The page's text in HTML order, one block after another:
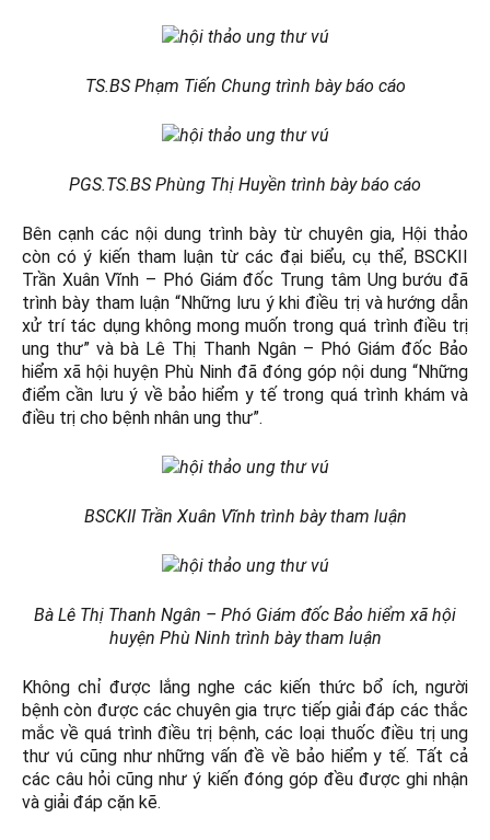
TS.BS Phạm Tiến Chung trình bày báo cáo
PGS.TS.BS Phùng Thị Huyền trình bày báo cáo
Bên cạnh các nội dung trình bày từ chuyên gia, Hội thảo
còn có ý kiến tham luận từ các đại biểu, cụ thể, BSCKII
Trần Xuân Vĩnh – Phó Giám đốc Trung tâm Ung bướu đã
trình bày tham luận “Những lưu ý khi điều trị và hướng dẫn
xử trí tác dụng không mong muốn trong quá trình điều trị
ung thư” và bà Lê Thị Thanh Ngân – Phó Giám đốc Bảo
hiểm xã hội huyện Phù Ninh đã đóng góp nội dung “Những
điểm cần lưu ý về bảo hiểm y tế trong quá trình khám và
điều trị cho bệnh nhân ung thư”.
BSCKII Trần Xuân Vĩnh trình bày tham luận
Bà Lê Thị Thanh Ngân – Phó Giám đốc Bảo hiểm xã hội
huyện Phù Ninh trình bày tham luận
Không chỉ được lắng nghe các kiến thức bổ ích, người
bệnh còn được các chuyên gia trực tiếp giải đáp các thắc
mắc về quá trình điều trị bệnh, các loại thuốc điều trị ung
thư vú cũng như những vấn đề về bảo hiểm y tế. Tất cả
các câu hỏi cũng như ý kiến đóng góp đều được ghi nhận
và giải đáp cặn kẽ.